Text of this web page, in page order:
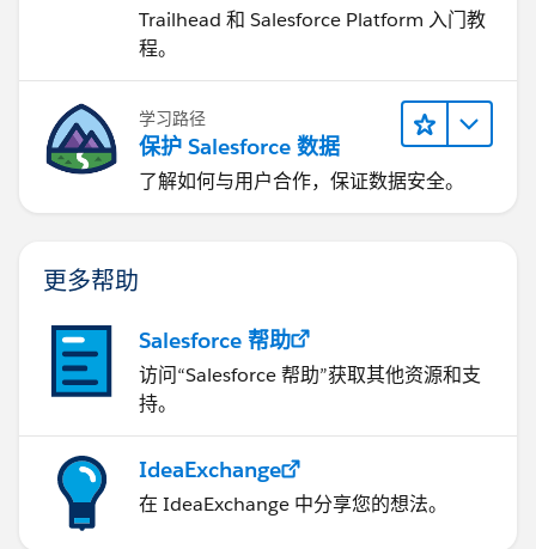
Trailhead 和 Salesforce Platform 入门教
程。
学习路径
保护 Salesforce 数据
了解如何与用户合作，保证数据安全。
更多帮助
Salesforce 帮助
访问“Salesforce 帮助”获取其他资源和支
持。
IdeaExchange
在 IdeaExchange 中分享您的想法。